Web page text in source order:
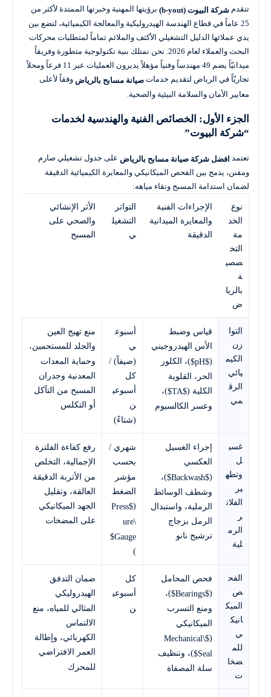
تتقدم شركة البيوت (b-yout)
برؤيتها المهنية وخبرتها الممتدة لأكثر من
25 عاماً في قطاع الهندسة الهيدروليكية والمعالجة الكيميائية، لتضع بين
يدي عملائها الدليل التشغيلي الأكثف والملائم تماماً لمتطلبات محركات
البحث والعملاء لعام 2026. نحن نمتلك بنية تكنولوجية متطورة وفريقاً
ميدانيّاً يضم 49 مهندساً وفنياً مؤهلاً يديرون العمليات عبر 11 فرعاً ومحلاً
تجاريّاً في الرياض لتقديم خدمات صيانة مسابح بالرياض وفقاً لأعلى
معايير الأمان والسلامة البيئية والصحية.
الجزء الأول: الخصائص الفنية والهندسية لخدمات
“شركة البيوت”
تعتمد افضل شركة صيانة مسابح بالرياض على جدول تشغيلي صارم
ومقنن، يدمج بين الفحص الميكانيكي والمعايرة الكيميائية الدقيقة
لضمان استدامة المسبح ونقاء مياهه:
نوع
الخد
مة
التخ
صصي
ة
بالريا
ض
الإجراءات الفنية
والمعايرة الميدانية
الدقيقة
التواتر
التشغيل
ي
الأثر الإنشائي
والصحي على
المسبح
التوا
زن
الكيم
يائي
الرق
مي
قياس وضبط
الأس الهيدروجيني
(
$pH$
)، الكلور
الحر، القلوية
الكلية ($TA$
)،
وعسر الكالسيوم
أسبوع
ي
(صيفاً) /
كل
أسبوعي
ن
(شتاءً)
منع تهيج العين
والجلد للمستحمين،
وحماية المعدات
المعدنية وجدران
المسبح من التآكل
أو التكلس
غسي
ل
وتطه
ير
الفلات
ر
الرم
لية
إجراء الغسيل
العكسي
(
$Backwash$
)،
وشطف الوسائط
الرملية، واستبدال
الرمل بزجاج
ترشيح نانو
شهري /
بحسب
مؤشر
الضغط
(
$Press
ure\
Gauge$
)
رفع كفاءة الفلترة
الإجمالية، التخلص
من الأتربة الدقيقة
العالقة، وتقليل
الجهد الميكانيكي
على المضخات
الفح
ص
الميك
انيك
ي
للم
ضخا
ت
فحص المحامل
(
$Bearings$
)،
ومنع التسرب
الميكانيكي
(
$Mechanical\
Seal$ )، وتنظيف
سلة المصفاة
كل
أسبوعي
ن
ضمان التدفق
الهيدروليكي
المثالي للمياه، منع
الالتماس
الكهربائي، وإطالة
العمر الافتراضي
للمحرك